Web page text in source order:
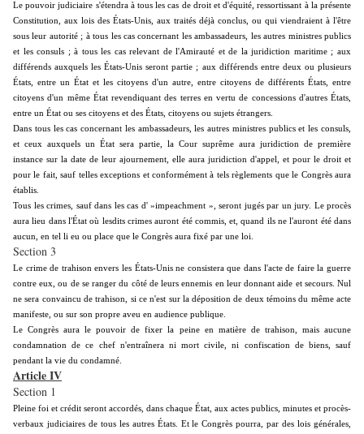
Le pouvoir judiciaire s'étendra à tous les cas de droit et d'équité, ressortissant à la présente
Constitution, aux lois des États-Unis, aux traités déjà conclus, ou qui viendraient à l'être
sous leur autorité ; à tous les cas concernant les ambassadeurs, les autres ministres publics
et les consuls ; à tous les cas relevant de l'Amirauté et de la juridiction maritime ; aux
différends auxquels les États-Unis seront partie ; aux différends entre deux ou plusieurs
États, entre un État et les citoyens d'un autre, entre citoyens de différents États, entre
citoyens d'un même État revendiquant des terres en vertu de concessions d'autres États,
entre un État ou ses citoyens et des États, citoyens ou sujets étrangers.
Dans tous les cas concernant les ambassadeurs, les autres ministres publics et les consuls,
et ceux auxquels un État sera partie, la Cour suprême aura juridiction de première
instance sur la date de leur ajournement, elle aura juridiction d'appel, et pour le droit et
pour le fait, sauf telles exceptions et conformément à tels règlements que le Congrès aura
établis.
Tous les crimes, sauf dans les cas d' »impeachment », seront jugés par un jury. Le procès
aura lieu dans l'État où lesdits crimes auront été commis, et, quand ils ne l'auront été dans
aucun, en tel li eu ou place que le Congrès aura fixé par une loi.
Section 3
Le crime de trahison envers les États-Unis ne consistera que dans l'acte de faire la guerre
contre eux, ou de se ranger du côté de leurs ennemis en leur donnant aide et secours. Nul
ne sera convaincu de trahison, si ce n'est sur la déposition de deux témoins du même acte
manifeste, ou sur son propre aveu en audience publique.
Le Congrès aura le pouvoir de fixer la peine en matière de trahison, mais aucune
condamnation de ce chef n'entraînera ni mort civile, ni confiscation de biens, sauf
pendant la vie du condamné.
Article IV
Section 1
Pleine foi et crédit seront accordés, dans chaque État, aux actes publics, minutes et procès-
verbaux judiciaires de tous les autres États. Et le Congrès pourra, par des lois générales,